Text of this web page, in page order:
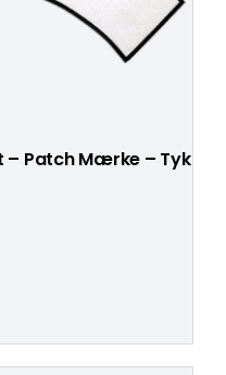
– Patch Mærke – Tyk